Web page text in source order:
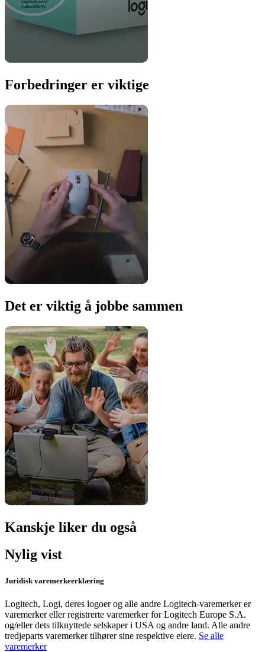
Forbedringer er viktige
Det er viktig å jobbe sammen
Kanskje liker du også
Nylig vist
Juridisk varemerkeerklæring
Logitech, Logi, deres logoer og alle andre Logitech-varemerker er
varemerker eller registrerte varemerker for Logitech Europe S.A.
og/eller dets tilknyttede selskaper i USA og andre land. Alle andre
tredjeparts varemerker tilhører sine respektive eiere. Se alle
varemerker